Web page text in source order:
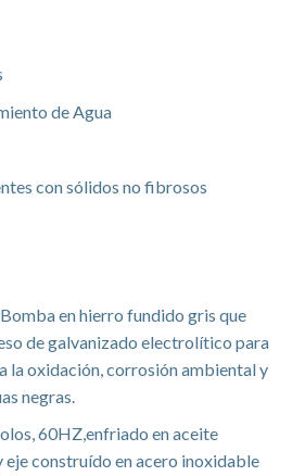
de Agua
con sólidos no fibrosos
en hierro fundido gris que
de galvanizado electrolítico para
la oxidación, corrosión ambiental y
negras.
60HZ,enfriado en aceite
construído en acero inoxidable